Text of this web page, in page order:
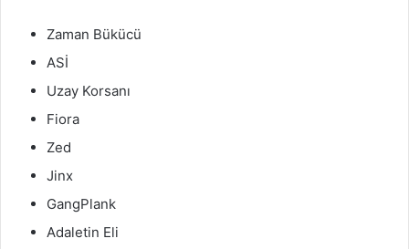
Zaman Bükücü
ASİ
Uzay Korsanı
Fiora
Zed
Jinx
GangPlank
Adaletin Eli